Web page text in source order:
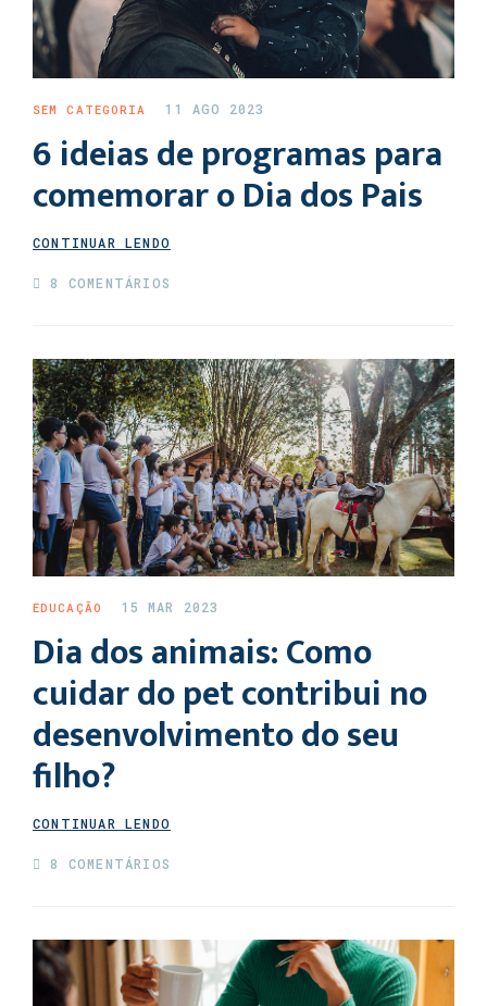
SEM CATEGORIA 11 AGO 2023
6 ideias de programas para
comemorar o Dia dos Pais
CONTINUAR LENDO
8 COMENTÁRIOS
EDUCAÇÃO 15 MAR 2023
Dia dos animais: Como
cuidar do pet contribui no
desenvolvimento do seu
filho?
CONTINUAR LENDO
8 COMENTÁRIOS